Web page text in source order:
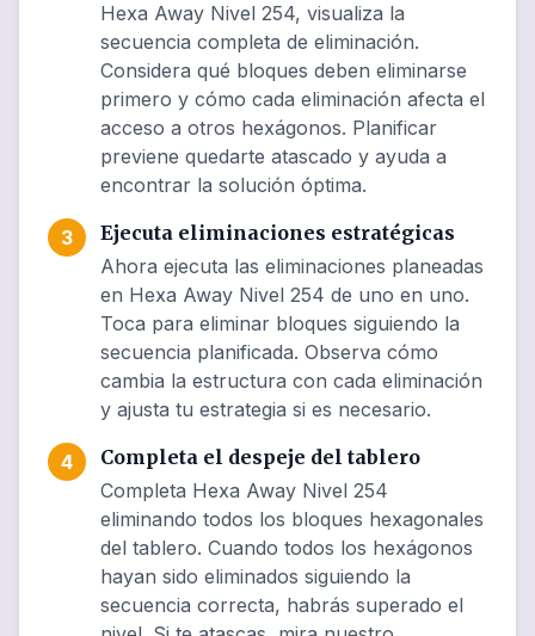
Hexa Away Nivel 254, visualiza la
secuencia completa de eliminación.
Considera qué bloques deben eliminarse
primero y cómo cada eliminación afecta el
acceso a otros hexágonos. Planificar
previene quedarte atascado y ayuda a
encontrar la solución óptima.
3
Ejecuta eliminaciones estratégicas
Ahora ejecuta las eliminaciones planeadas
en Hexa Away Nivel 254 de uno en uno.
Toca para eliminar bloques siguiendo la
secuencia planificada. Observa cómo
cambia la estructura con cada eliminación
y ajusta tu estrategia si es necesario.
4
Completa el despeje del tablero
Completa Hexa Away Nivel 254
eliminando todos los bloques hexagonales
del tablero. Cuando todos los hexágonos
hayan sido eliminados siguiendo la
secuencia correcta, habrás superado el